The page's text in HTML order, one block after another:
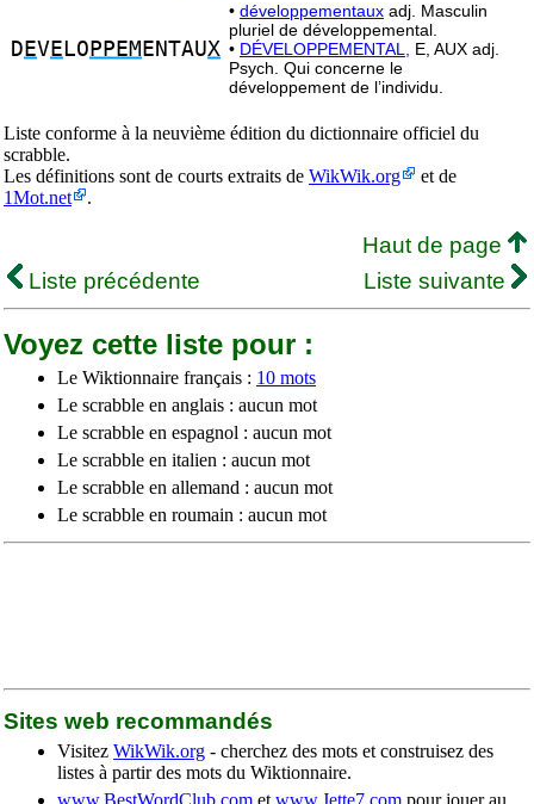
D EVE LO PPEM ENTAUX
• développementaux adj. Masculin
pluriel de développemental.
• DÉVELOPPEMENTAL,
E, AUX adj.
Psych. Qui concerne le
développement de l’individu.
Liste conforme à la neuvième édition du dictionnaire officiel du
scrabble.
Les définitions sont de courts extraits de WikWik.org
et de
1Mot.net
.
Haut de page
Liste précédente
Liste suivante
Voyez cette liste pour :
Le Wiktionnaire français : 10 mots
Le scrabble en anglais : aucun mot
Le scrabble en espagnol : aucun mot
Le scrabble en italien : aucun mot
Le scrabble en allemand : aucun mot
Le scrabble en roumain : aucun mot
Sites web recommandés
Visitez WikWik.org - cherchez des mots et construisez des
listes à partir des mots du Wiktionnaire.
www.BestWordClub.com et www.Jette7.com pour jouer au